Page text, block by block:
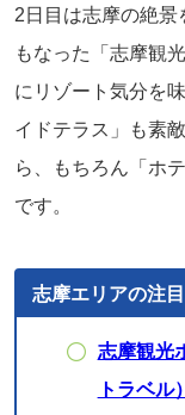
2日目は志摩の絶景
もなった「志摩観
にリゾート気分を
イドテラス」も素
ら、もちろん「ホ
です。
志摩エリアの注
志摩観光
トラベル）